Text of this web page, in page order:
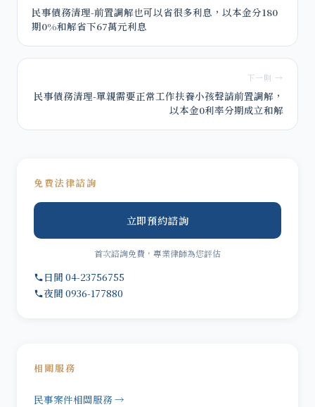
民事債務清理-前置調解也可以省很多利息，以本金分180
期0%和解省下67萬元利息
下一則 →
民事債務清理-單親需要正常工作扶養小孩聲請前置調解，
以本金0利率分期成立和解
免費法律諮詢
立即預約諮詢
首次諮詢免費，專業律師為您評估
日間 04-23756755
夜間 0936-177880
相關服務
民事案件相關服務 →